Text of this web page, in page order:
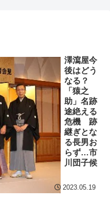
Ｗ杯１次Ｌ敗退の韓国 議員
が「なぜ負けたのか？」ソ
ン・フンミン先発落ちは
「監督の報復」
すまん熊本やがコンビニ
に食品も水もない
ディズニーが「大課金時
代」に突入！アトラクショ
ンパスがどれもこれも1500
円の課金チケに
澤瀉屋今
後はどう
なる？
「猿之
助」名跡
途絶える
危機 跡
継ぎとな
る長男お
らず…市
川団子候
2023.05.19